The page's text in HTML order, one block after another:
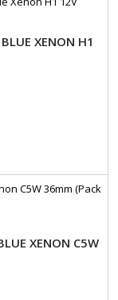
XENON H1
XENON C5W